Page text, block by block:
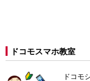
ドコモスマホ教室
ドコモ